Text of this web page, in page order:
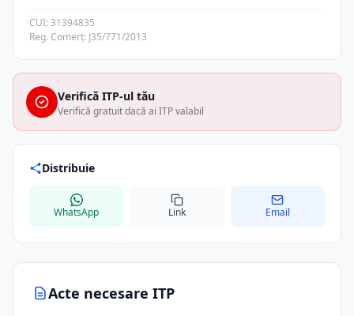
Acte necesare ITP
CUI: 31394835
Reg. Comerț: J35/771/2013
Verifică ITP-ul tău
Verifică gratuit dacă ai ITP valabil
Distribuie
WhatsApp Link Email